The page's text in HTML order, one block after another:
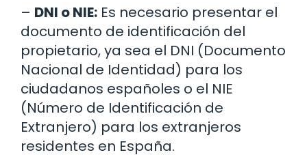
– DNI o NIE: Es necesario presentar el
documento de identificación del
propietario, ya sea el DNI (Documento
Nacional de Identidad) para los
ciudadanos españoles o el NIE
(Número de Identificación de
Extranjero) para los extranjeros
residentes en España.